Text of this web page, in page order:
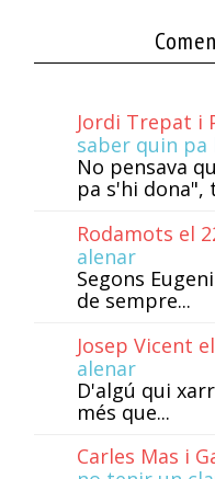
Jordi Trepat i
saber quin pa
No pensava
pa s'hi dona",
Rodamots el
alenar
Segons
de sempre...
Josep Vicent
alenar
D'algú qui
més que...
Carles Mas i